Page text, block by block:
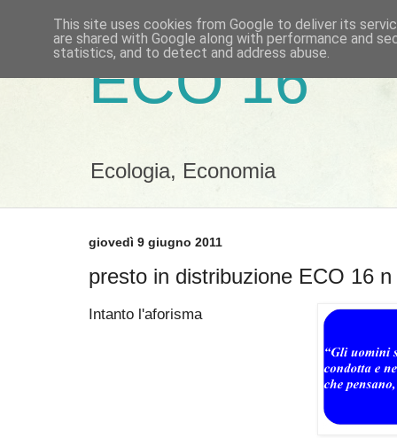
ECO 16
Ecologia, Economia
giovedì 9 giugno 2011
presto in distribuzione ECO 16 n
Intanto l'aforisma
This site uses cookies from Google to deliver its
are shared with Google along with performance and
statistics, and to detect and address abuse.